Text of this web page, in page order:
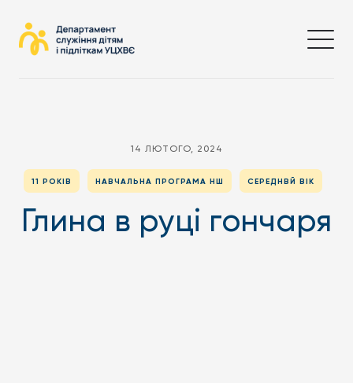
14 ЛЮТОГО, 2024
11 РОКІВ НАВЧАЛЬНА ПРОГРАМА НШ СЕРЕДНВЙ ВІК
Глина в руці гончаря